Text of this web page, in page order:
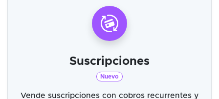
Suscripciones
Nuevo
Vende suscripciones con cobros recurrentes y